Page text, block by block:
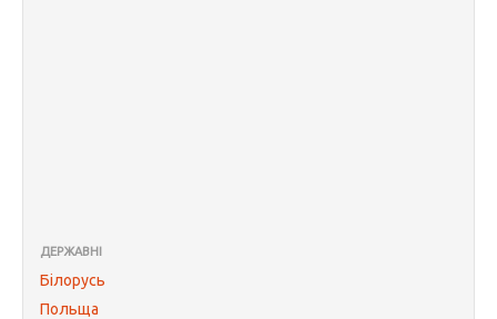
ДЕРЖАВНІ
Білорусь
Польща